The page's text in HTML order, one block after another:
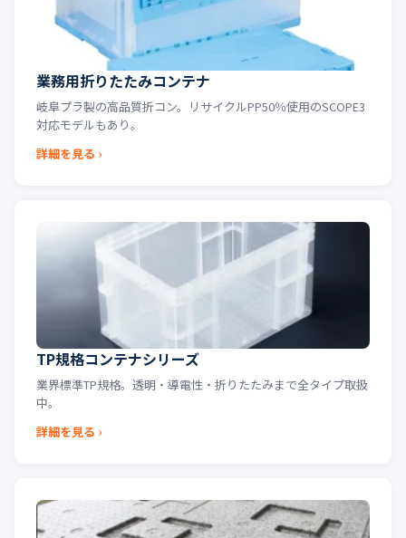
業務用折りたたみコンテナ
岐阜プラ製の高品質折コン。リサイクルPP50％使用のSCOPE3
対応モデルもあり。
詳細を見る ›
TP規格コンテナシリーズ
業界標準TP規格。透明・導電性・折りたたみまで全タイプ取扱
中。
詳細を見る ›